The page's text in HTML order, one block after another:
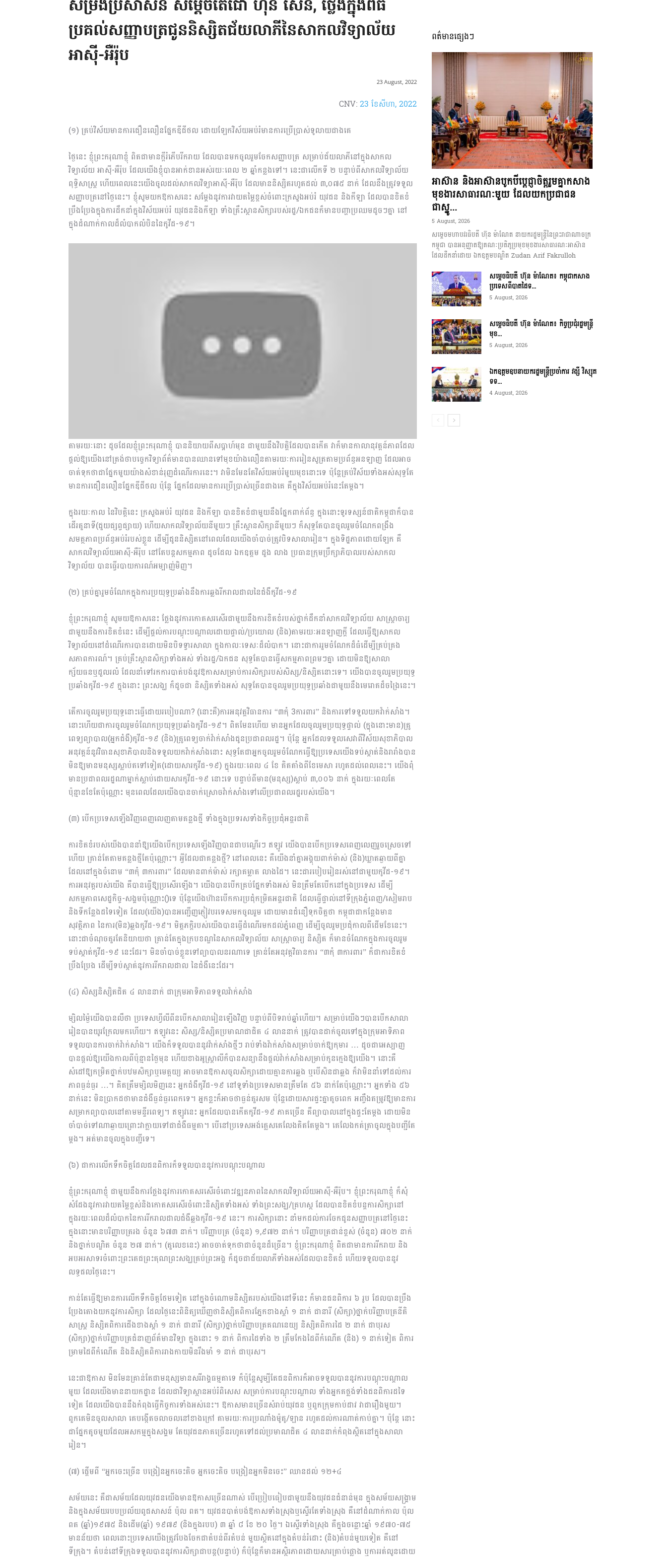
អង្គ
ភាព​
សម្រង់ប្រសាសន៍ សម្តេចតេជោ ហ៊ុន សែន, ថ្លែងក្នុងពិធី
ប្រគល់សញ្ញាបត្រជូននិស្សិតជ័យលាភីនៃសាកលវិទ្យាល័យ
អាស៊ី-អឺរ៉ុប
23 August, 2022
CNV:23 ខែ​សីហា, 2022
(១) គ្រប់វិស័យមានការជឿនលឿនផ្នែកឌីជីថល ដោយឡែកវិស័យអប់រំមានការប្រើប្រាស់​ទូលាយជាងគេ
ថ្ងៃនេះ ខ្ញុំព្រះករុណាខ្ញុំ ពិតជាមានក្ដីរំភើបរីករាយ ដែលបានមកចូលរួមចែកសញ្ញាបត្រ សម្រាប់ជ័យលាភីនៅក្នុងសាកល
វិទ្យាល័យ អាស៊ី-អឺរ៉ុប ដែលយើងខ្ញុំបានអាក់ខានអស់រយៈពេល ២ ឆ្នាំកន្លងទៅ។ នេះជាលើកទី ២ បន្ទាប់ពីសាកលវិទ្យាល័យ
ពុទ្ធិសាស្ដ្រ ហើយពេលនេះយើងចូលដល់សាកលវិទ្យាអាស៊ី-អឺរ៉ុប ដែលមាននិស្សិត​រហូតដល់ ៣,០៧៥ នាក់ ដែលនឹងត្រូវទទួល
សញ្ញាបត្រនៅថ្ងៃនេះ។ ខ្ញុំសូមយកឱកាសនេះ សម្ដែងនូវការវាយតម្លៃខ្ពស់ចំពោះក្រសួងអប់រំ យុវជន និងកីឡា ដែលបានខិត​ខំ​
ប្រឹងប្រែង​ក្នុងការដឹកនាំក្នុងវិស័យអប់រំ យុវជននិងកីឡា ទាំងគ្រឹះស្ថាន​សិក្សារបស់រដ្ឋ/ឯកជនក៏មានបញ្ហាប្រឈមដូចៗគ្នា នៅ
ក្នុងដំណាក់កាលដ៏លំបាកលំបិននៃកូវីដ-១៩។
តាមរយៈនោះ ដូចដែលខ្ញុំព្រះករុណាខ្ញុំ បាននិយាយពីសប្ដាហ៍មុន ជាមួយនឹងវិបត្ដិដែលបានកើត វាក៏មានកាលានុវត្ដន៍ភាពដែល​
ផ្ដល់ឱ្យយើងនៅត្រង់ថាបច្ចេកវិទ្យាព័ត៌មានបានឈានទៅមុខយ៉ាងលឿនតាមរយៈការរៀនសូត្រតាម​ប្រព័ន្ធអនឡាញ ដែលអាច
ចាត់ទុកថាជាផ្នែកមួយយ៉ាងសំខាន់រុញដំណើរការនេះ។ វាមិនមែនតែវិស័យអប់រំ​មួយ​មុខនោះទេ ប៉ុន្ដែគ្រប់វិស័យទាំងអស់សុទ្ធតែ
មានការជឿនលឿនផ្នែកឌីជីថល ប៉ុន្ដែ ផ្នែកដែលមានការប្រើប្រាស់​ច្រើនជាងគេ គឺក្នុងវិស័យអប់រំនេះតែម្ដង។
ក្នុងរយៈកាល នៃវិបត្ដិនេះ ក្រសួងអប់រំ យុវជន និងកីឡា បានខិតខំជាមួយនឹងផ្នែកពាក់ព័ន្ធ ក្នុងនោះទូរទស្សន៍ជាតិកម្ពុជាក៏បាន
ដើរតួនាទី(ជួយផ្សព្វផ្សាយ) ហើយសាកលវិទ្យាល័យនីមួយៗ គ្រឹះស្ថានសិក្សានីមួយៗ ក៏សុទ្ធតែបានចូលរួមចំណែកពង្រឹង
សមត្ថភាពប្រព័ន្ធអប់រំរបស់ខ្លួន ដើម្បីជូននិស្សិត​​នៅពេលដែលយើងចាំបាច់ត្រូវបិទសាលារៀន។ ក្នុងទិដ្ឋភាពដោយ​ឡែក គឺ​
សាកលវិទ្យាល័យអាស៊ី-អឺរ៉ុប នៅតែបន្ដសកម្មភាព ដូចដែល ឯកឧត្តម ដួង លាង ប្រធានក្រុមប្រឹក្សាភិបាលរបស់​សាកល
វិទ្យាល័យ បានធ្វើរបាយការណ៍អម្បាញ់មិញ។
(២) គ្រប់គ្នារួមចំណែកក្នុងការប្រយុទ្ធប្រឆាំងនឹងការឆ្លងរីករាលដាលនៃជំងឺកូវីដ-១៩
ខ្ញុំព្រះករុណាខ្ញុំ សូមយឱកាសនេះ ថ្លែងនូវការកោតសរសើរជាមួយនឹងការខិតខំរបស់ថ្នាក់ដឹកនាំសាកលវិទ្យាល័យ ​សាស្ដ្រាចារ្យ
ជាមួយនឹងការខិតខំនេះ ដើម្បីផ្ដល់ការបណ្ដុះបណ្ដាលដោយផ្ទាល់/ប្រយោល (និង)តាមរយៈ​អនឡាញក្ដី ដែលធ្វើឱ្យសាកល
វិទ្យាល័យនៅដំណើរការបានដោយមិនបិទទ្វារសាលា ក្នុងកាលៈទេសៈដ៏លំបាក។ ​នោះជាការរួមចំណែកដ៏ធំដើម្បីគ្រប់គ្រង
សភាពការណ៍។ គ្រប់គ្រឹះស្ថានសិក្សាទាំងអស់ ទាំងរដ្ឋ/ឯកជន សុទ្ធតែបានធ្វើសកម្មភាពព្រមៗគ្នា ដោយមិនឱ្យសាលា​
ក្ស័យធនឬដួលរលំ ដែលនាំទៅរកការបាត់បង់នូវឱកាសសម្រាប់ការសិក្សារបស់សិស្ស/និស្សិតនោះទេ។ ​យើងបាន​ចូលរួមប្រយុទ្ធ
ប្រឆាំងកូវីដ-១៩ ក្នុងនោះ ព្រះសង្ឃ ក៏ដូចជា និស្សិតទាំងអស់ សុទ្ធតែបានចូលរួមប្រយុទ្ធប្រឆាំង​ជាមួយនឹងមេរោគដ៏ចង្រៃនេះ។
តើការចូលរួមប្រយុទ្ធនោះធ្វើដោយរបៀបណា? (នោះគឺ)ការអនុវត្ដវិធានការ “៣កុំ 3ការពារ” និងការទៅទទួលយកវ៉ាក់សាំង។
នោះហើយជាការចូលរួមចំណែកប្រយុទ្ធប្រឆាំងកូវីដ-១៩។ ពិតមែនហើយ មានអ្នកដែលចូលរួមប្រយុទ្ធផ្ទាល់ (ក្នុងនោះមាន)គ្រូ
ពេទ្យព្យាបាល(អ្នកជំងឺ)កូវីដ-១៩ (និង)គ្រូពេទ្យចាក់វ៉ាក់សាំងជូនប្រជាពលរដ្ឋ។ ប៉ុន្ដែ អ្នកដែលទទួលសេវាពីវិស័យសុខាភិបាល
អនុវត្ដន៍នូវវិធានសុខាភិបាលនិងទទួលយកវ៉ាក់សាំងនោះ សុទ្ធតែជាអ្នកចូលរួមចំណែកធ្វើឱ្យប្រទេស​យើងទប់ស្កាត់និងរារាំងបាន
មិនឱ្យមានមនុស្សស្លាប់តទៅទៀត(ដោយសារកូវីដ-១៩) ក្នុងរយៈពេល ៤ ខែ គិតតាំងពីខែមេសា រហូតដល់ពេលនេះ។ យើងពុំ
មានប្រជាពលរដ្ឋណាម្នាក់ស្លាប់ដោយសារកូវីដ-១៩ នោះទេ បន្ទាប់ពីមាន(មនុស្ស)ស្លាប់ ៣,០០៦ នាក់ ក្នុងរយៈពេលតែ
ប៉ុន្មានខែតែប៉ុណ្ណោះ មុនពេលដែលយើងបានចាក់ស្រោច​វ៉ាក់សាំងទៅលើប្រជាពលរដ្ឋរបស់យើង។
(៣) បើកប្រទេសឡើងវិញពេញលេញតាមគន្លងថ្មី ទាំងក្នុងប្រទរសទាំងកិច្ចប្រជុំអន្តរជាតិ
ការខិតខំរបស់យើងបាននាំឱ្យយើងបើកប្រទេសឡើងវិញបានជាបណ្ដើរៗ ឥឡូវ យើងបានបើកប្រទេសពេញលេញរួចស្រេចទៅ
ហើយ គ្រាន់តែតាមគន្លងថ្មីតែប៉ុណ្ណោះ។ អ្វីដែលជាគន្លងថ្មី? នៅពេលនេះ គឺយើងនាំគ្នាអង្គុយ​ពាក់ម៉ាស់ (និង)ឃ្លាតឆ្ងាយពីគ្នា
ដែលនៅក្នុងចំនោម “៣កុំ ៣ការពារ” ដែលមានពាក់ម៉ាស់ រក្សាគម្លាត លាងដៃ។ នេះជារបៀបរៀនរស់នៅជាមួយកូវីដ-១៩។
ការអនុវត្ដរបស់យើង​ គឺបានធ្វើឱ្យប្រសើរឡើង។ យើងបានបើកគ្រប់ផ្នែកទាំង​អស់ មិនត្រឹមតែបើកនៅក្នុងប្រទេស ដើម្បី
សកម្មភាពសេដ្ឋកិច្ច-សង្គមប៉ុណ្ណោះ()ទេ ប៉ុន្ដែយើងហ៊ានបើកការប្រជុំ​កម្រិត​អន្ដរជាតិ ដែលធ្វើផ្ទាល់នៅទីក្រុងភ្នំពេញ/សៀមរាប
និងទីកន្លែងដទៃទៀត ដែល(យើង)បានអញ្ជើញភ្ញៀវ​បរទេសមកចូលរួម ដោយមានជំនឿទុកចិត្តថា កម្ពុជាជាកន្លែងមាន
សុវត្ថិភាព នៃការ(មិន)ឆ្លងកូវីដ-១៩។ មិត្តភក្ដិរបស់យើងបានធ្វើដំណើរមកដល់ភ្នំពេញ ដើម្បីចូលរួមប្រជុំកាលពីដើមខែនេះ។
នោះជាចំណុចគួរតែ​និយាយថា គ្រាន់តែក្នុងក្របខណ្ឌនៃ​សាកលវិទ្យាល័យ សាស្ដ្រាចារ្យ និស្សិត ក៏មានចំណែកក្នុងការចូលរួម​
ទប់​ស្កាត់កូវីដ-១៩ នេះដែរ។ មិនចាំបាច់ខ្លួនទៅព្យាបាលនរណាទេ គ្រាន់តែអនុវត្ដវិធានការ “៣កុំ ៣ការពារ” ក៏ជាការ​ខិតខំ
ប្រឹងប្រែង ដើម្បីទប់ស្កាត់នូវការរីករាលដាល នៃជំងឺនេះដែរ។
(៤) សិស្សនិស្សិតជិត ៤ លាននាក់ ជាក្រុមអាទិភាពទទួលវ៉ាក់សាំង
ម្សិលម្ង៉ៃយើងបានលឺថា ប្រទេសហ្វីលីពីនបើកសាលារៀនឡើងវិញ បន្ទាប់ពីបិទរាប់ឆ្នាំហើយ។ សម្រាប់យើងៗបានបើកសាលា
រៀនបានយូរក្រែលមកហើយ។ ឥឡូវនេះ សិស្ស/និស្សិតប្រមាណជាជិត ៤ លាននាក់ ត្រូវ​បាន​ដាក់ចូលទៅក្នុងក្រុមអាទិភាព
ទទួលបានការចាក់វ៉ាក់សាំង។ យើងក៏ទទួលបាននូវវ៉ាក់សាំងថ្មីៗ រាប់ទាំងវ៉ាក់សាំងសម្រាប់ចាក់ឱ្យកុមារ … ដូចជាអេស្បាញ
បានផ្តល់ឱ្យយើងកាលពីប៉ុន្មានថ្ងៃមុន ហើយខាងអូស្ត្រាលីក៏បានសន្យានឹងផ្តល់វ៉ាក់សាំងសម្រាប់កូនក្មេងឱ្យយើង។ នោះគឺ
សំដៅឱ្យកម្រិតថ្នាក់បឋមសិក្សាឬមេត្តយ្យ អាចមានឱកាសចូលសិក្សាដោយគ្មានការឆ្លង ឬបើសិនជាឆ្លង ក៏វាមិននាំទៅដល់ការ
ភាពធ្ងន់ធ្ងរ …។ គិតត្រឹមម្សិលមិញនេះ អ្នកជំងឺកូវីដ-១៩ នៅទូទាំងប្រទេសមានត្រឹមតែ ៥៦ នាក់តែប៉ុណ្ណោះ។ អ្នកទាំង ៥៦
នាក់នេះ មិនប្រាកដថាមានជំងឺធ្ងន់ធ្ងរពេកទេ។ អ្នកខ្លះក៏អាចថាធ្ងន់គួរសម ប៉ុន្តែដោយសារផ្ទះគ្នាតូចពេក អញ្ចឹងតម្រូវឱ្យមានការ
សម្រាកព្យាបាលនៅតាមមន្ទីរពេទ្យ។ ឥឡូវនេះ អ្នកដែលបានកើតកូវីដ-១៩ ភាគច្រើន គឺព្យាបាលនៅក្នុងផ្ទះតែម្តង ដោយមិន
ចាំបាច់ទៅណាឆ្ងាយព្រោះវាក្លាយទៅជាជំងឺធម្មតា។ បើនៅប្រទេសអង់គ្លេសគេលែងគិតតែម្តង។ គេលែងកត់ត្រាចូលក្នុងបញ្ជីតែ
ម្តង។ អត់មានចូលក្នុងបញ្ជីទេ។
(៦) ជាការលើកទឹកចិត្តដែលជនពិការក៏ទទួលបាននូវការបណ្តុះបណ្តាល
ខ្ញុំព្រះករុណាខ្ញុំ ជាមួយនឹងការថ្លែងនូវការកោតសរសើរចំពោះវឌ្ឍនភាពនៃសាកលវិទ្យាល័យអាស៊ី-អឺរ៉ុប។ ខ្ញុំព្រះករុណាខ្ញុំ ក៏សុំ
សំដែងនូវការវាយតម្លៃខ្ពស់​និងកោតសរសើរចំពោះនិស្សិតទាំងអស់ ទាំងព្រះសង្ឃ/គ្រហស្ថ ដែលបានខិតខំបន្តការសិក្សានៅ
ក្នុងរយៈពេលដ៏លំបាកនៃការរីករាលដាលជំងឺឆ្លងកូវីដ-១៩ នេះ។ ការសិក្សានោះ នាំមកដល់ការចែកជូនសញ្ញាបត្រនៅថ្ងៃនេះ
ក្នុងនោះមានបរិញ្ញាបត្ររង ចំនួន ៦៧៣ នាក់។ បរិញ្ញាបត្រ (ចំនួន) ១,៩៧២ នាក់។ បរិញ្ញាបត្រជាន់ខ្ពស់ (ចំនួន) ៧០២ នាក់
និងថ្នាក់បណ្ឌិត ចំនួន ២៧ នាក់។ (តួលេខ​នេះ) អាចចាត់ទុកថាជាចំនួនដ៏ច្រើន។ ខ្ញុំព្រះករុណាខ្ញុំ ពិតជាមានការរីករាយ និង
អបអរសាទរចំពោះព្រះតេជព្រះគុណព្រះសង្ឃគ្រប់ព្រះអង្គ ក៏ដូចជាជ័យលាភីទាំងអស់ដែលបានខិតខំ ហើយទទួលបាននូវ
លទ្ធផលថ្ងៃនេះ។
កាន់តែធ្វើឱ្យមានការលើកទឹកចិត្តថែមទៀត នៅក្នុងចំណោមនិស្សិតរបស់យើងនៅទីនេះ ក៏មានជនពិការ ៦ រូប ដែលបានប្រឹង
ប្រែងតោងយកនូវការសិក្សា ដែលថ្ងៃនេះពិនិត្យឃើញថានិស្សិតពិការភ្នែកខាងស្តាំ ១ នាក់ ជានារី (សិក្សា)ថ្នាក់បរិញ្ញាបត្រនីតិ
សាស្ត្រ និស្សិតពិការជើងខាងស្តាំ ១ នាក់ ជានារី (សិក្សា)ថ្នាក់បរិញ្ញាបត្រគណនេយ្យ និស្សិតពិការដៃ ២ នាក់ ជាបុរស
(សិក្សា)ថ្នាក់បរិញ្ញាបត្រជំនាញព័ត៌មានវិទ្យា ក្នុងនោះ ១ នាក់ ពិការដៃទាំង ២ ត្រឹមកែងដៃពីកំណើត (និង) ១ នាក់ទៀត ពិការ
ម្រាមដៃពីកំណើត និងនិស្សិតពិការរាងកាយមិនរឹងមាំ ១ នាក់ ជាបុរស។
នេះជាឱកាស មិនមែនគ្រាន់តែជាមនុស្សមានសរីរាង្គធម្មតាទេ ក៏ប៉ុន្តែសូម្បីតែជនពិការក៏អាចទទួលបាននូវការបណ្តុះបណ្តាល
មួយ ដែលយើងមាននាយកដ្ឋាន ដែលជាវិទ្យាស្ថានអប់រំពិសេស សម្រាប់ការបណ្តុះបណ្តាល ទាំងអ្នកគថ្លង់ទាំងជនពិការដទៃ
ទៀត ដែលយើងបាននឹងកំពុងធ្វើកិច្ចការទាំងអស់នេះ។ ឱកាសមានច្រើនសំរាប់យុវជន ឬពួកក្រុមកាប់ដាវ វាជារឿងមួយ។
ពួកគេមិនចូលសាលា គេបង្កើតចលាចលនៅខាងក្រៅ តាមរយៈការប្រណាំងម៉ូតូ/ឡាន រហូតដល់ការណាត់កាប់គ្នា។ ប៉ុន្តែ នោះ
ជាផ្នែកតូចមួយដែលអសកម្មក្នុងសង្គម តែយុវជនភាគច្រើនរហូតទៅដល់ប្រមាណជិត ៤ លាននាក់កំពុងស្ថិតនៅក្នុងសាលា
រៀន។
(៧) ផ្តើមពី “អ្នកចេះច្រើន បង្រៀនអ្នកចេះតិច អ្នកចេះតិច បង្រៀនអ្នកមិនចេះ” ឈានដល់ ១២+៤
សម័យនេះ គឺជាសម័យដែលយុវជនយើងមានឱកាសច្រើនណាស់ បើប្រៀបធៀបជាមួយនឹងយុវជនជំនាន់មុន ក្នុងសម័យសង្គ្រាម
និងក្នុងសម័យរបបប្រល័យពូជសាសន៍ ប៉ុល ពត។ យុវជនបាត់បង់ឱកាសទាំង​ស្រុងឬស្ទើរ​តែទាំងស្រុង គឺនៅដំណាក់កាល ប៉ុល
ពត (ឆ្នាំ)១៩៧៥ និងដើម(ឆ្នាំ) ១៩៧៩ (និងក្នុងរបប) ៣ ឆ្នាំ ៨ ខែ ២០ ថ្ងៃ។ ឯស្ទើរទាំងស្រុង គឺក្នុងចន្លោះឆ្នាំ ១៩៧០-៧៥
មានន័យថា ពេលនោះប្រទេសយើងត្រូវបែងចែកជាតំបន់ពីរតំបន់ មួយស្ថិតនៅក្នុងតំបន់រំដោះ (និង)តំបន់មួយទៀត គឺនៅ
ទីក្រុង។ តំបន់នៅទីក្រុងទទួលបាននូវការសិក្សា​ជាបន្ត(បន្ទាប់) ក៏ប៉ុន្តែក៏មានអស្ថិរភាពដោយសារគ្រាប់ផ្លោង ឬការរត់លូនដោយ
ពត៌មានផ្សេងៗ
អាស៊ាន និងអាស៊ានបូកបីប្តេជ្ញាចិត្តរួមគ្នាកសាង
មុខងារសាធារណៈមួយ ដែលយកប្រជាជន
ជាស្នូ...
5 August, 2026
សម្តេចមហាបវរធិបតី ហ៊ុន ម៉ាណែត នាយករដ្ឋមន្ត្រីនៃព្រះរាជាណាចក្រ
កម្ពុជា បានអនុញ្ញាតឱ្យគណៈប្រតិភូប្រមុខមុខងារសាធារណៈអាស៊ាន
ដែលដឹកនាំដោយ ឯកឧត្តមបណ្ឌិត Zudan Arif Fakrulloh
សម្ដេចធិបតី ហ៊ុន ម៉ាណែត៖ កម្ពុជាកសាង
ប្រទេសពីបាតដៃទ...
5 August, 2026
សម្ដេចធិបតី ហ៊ុន ម៉ាណែត៖ កិច្ចប្រជុំរដ្ឋមន្ត្រី
មុខ...
5 August, 2026
ឯកឧត្តមឧបនាយករដ្ឋមន្ត្រីប្រចាំការ វង្សី វិស្សុត
ទទ...
4 August, 2026